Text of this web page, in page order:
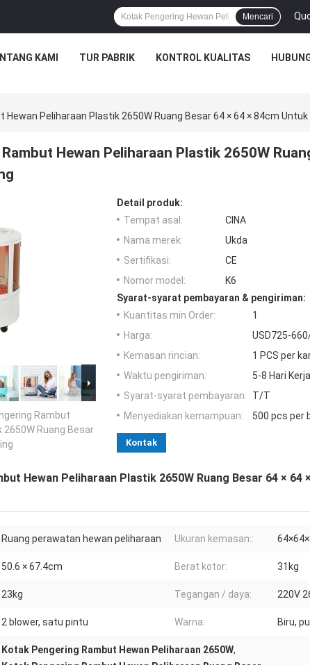
Mencari
KAMI TUR PABRIK KONTROL KUALITAS
Hewan Peliharaan Plastik 2650W Ruang Besar 64 × 64 × 84cm Untuk
Hewan Peliharaan Plastik 2650W
Rambut
2650W Ruang Besar
Detail produk:
Tempat asal:
CINA
Nama merek:
Ukda
Sertifikasi:
CE
Nomor model:
K6
Syarat-syarat pembayaran & pengiriman:
Kuantitas min Order:
1
Harga:
USD725-
Kemasan rincian:
1 PCS per
Waktu pengiriman:
5-8 Hari Kerja
Syarat-syarat pembayaran:
T/T
Menyediakan kemampuan:
500 pcs per
Kontak
Hewan Peliharaan Plastik 2650W Ruang Besar 64 × 64
Ruang perawatan hewan peliharaan Ukuran kemasan::
50.6 × 67.4cm Berat kotor: 31kg
23kg Tegangan / daya: 220V
2 blower, satu pintu Warna: Biru,
Kotak Pengering Rambut Hewan Peliharaan 2650W,